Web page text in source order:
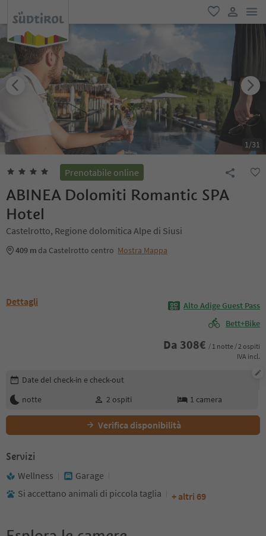
favoriti
user link
1/31
Prenotabile online
ABINEA Dolomiti Romantic SPA
Hotel
Castelrotto, Regione dolomitica Alpe di Siusi
409 m da Castelrotto centro Mostra Mappa
Dettagli
Alto Adige Guest Pass
Bett+Bike
Da 308€ / 1 notte / 2 ospiti
IVA incl.
Modifica i dettagli della prenotazione
Date del check-in e check-out
notte
2 ospiti 1 camera
Verifica disponibilità
Servizi
Wellness
Garage
Si accettano animali di piccola taglia
+ altri 69